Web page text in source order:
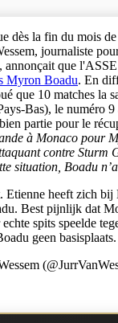
dès la fin du mois
journaliste
, annonçait que
Myron Boadu. En
que 10 matches la
Bas), le numéro
partie pour le
à Monaco pour
contre Sturm
situation, Boadu
Etienne heeft zich bij
Best pijnlijk dat
spits speelde
geen basisplaats.